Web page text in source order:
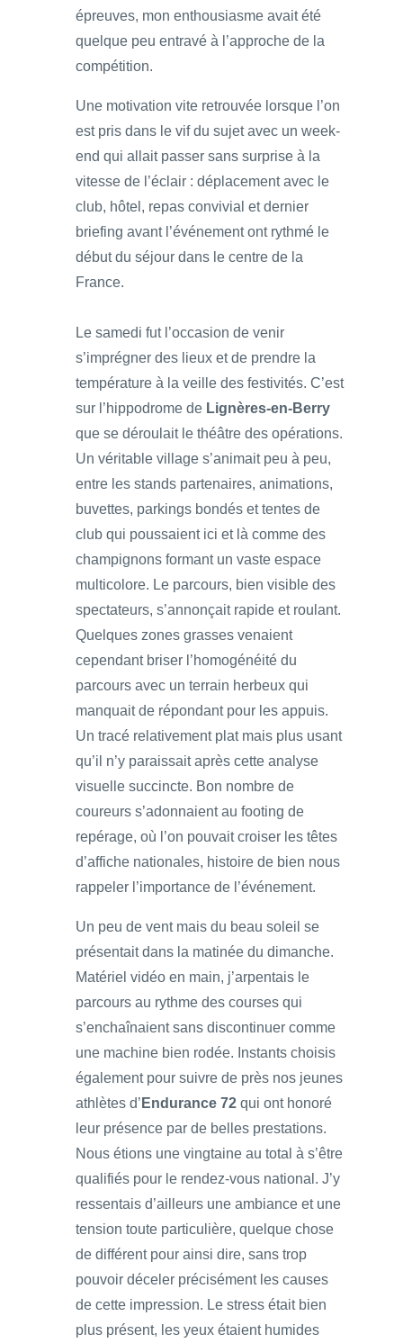
épreuves, mon enthousiasme avait été
quelque peu entravé à l’approche de la
compétition.
Une motivation vite retrouvée lorsque l’on
est pris dans le vif du sujet avec un week-
end qui allait passer sans surprise à la
vitesse de l’éclair : déplacement avec le
club, hôtel, repas convivial et dernier
briefing avant l’événement ont rythmé le
début du séjour dans le centre de la
France.
Le samedi fut l’occasion de venir
s’imprégner des lieux et de prendre la
température à la veille des festivités. C’est
sur l’hippodrome de Lignères-en-Berry
que se déroulait le théâtre des opérations.
Un véritable village s’animait peu à peu,
entre les stands partenaires, animations,
buvettes, parkings bondés et tentes de
club qui poussaient ici et là comme des
champignons formant un vaste espace
multicolore. Le parcours, bien visible des
spectateurs, s’annonçait rapide et roulant.
Quelques zones grasses venaient
cependant briser l’homogénéité du
parcours avec un terrain herbeux qui
manquait de répondant pour les appuis.
Un tracé relativement plat mais plus usant
qu’il n’y paraissait après cette analyse
visuelle succincte. Bon nombre de
coureurs s’adonnaient au footing de
repérage, où l’on pouvait croiser les têtes
d’affiche nationales, histoire de bien nous
rappeler l’importance de l’événement.
Un peu de vent mais du beau soleil se
présentait dans la matinée du dimanche.
Matériel vidéo en main, j’arpentais le
parcours au rythme des courses qui
s’enchaînaient sans discontinuer comme
une machine bien rodée. Instants choisis
également pour suivre de près nos jeunes
athlètes d’ Endurance 72 qui ont honoré
leur présence par de belles prestations.
Nous étions une vingtaine au total à s’être
qualifiés pour le rendez-vous national. J’y
ressentais d’ailleurs une ambiance et une
tension toute particulière, quelque chose
de différent pour ainsi dire, sans trop
pouvoir déceler précisément les causes
de cette impression. Le stress était bien
plus présent, les yeux étaient humides